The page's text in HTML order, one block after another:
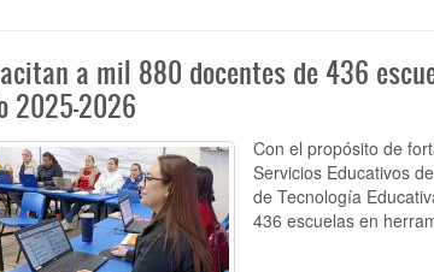
a
estudiantes
en
primaria
o
secundaria
a mil 880 docentes de 436
2025-2026
Con el propósito de
Servicios Educativos
de Tecnología
436 escuelas en